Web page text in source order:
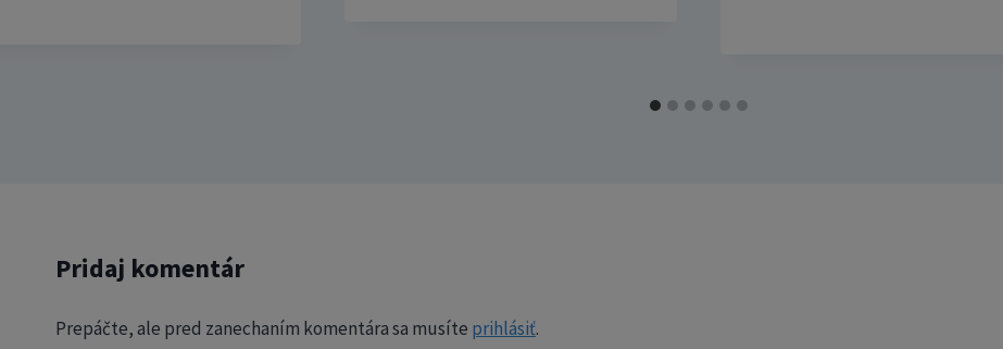
Pridaj komentár
Prepáčte, ale pred zanechaním komentára sa musíte prihlásiť.